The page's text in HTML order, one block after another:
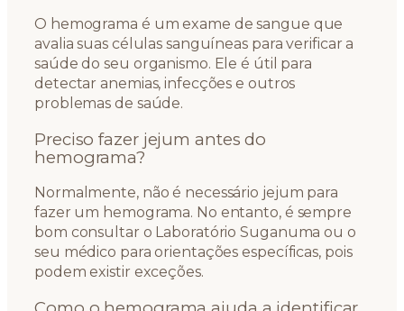
O hemograma é um exame de sangue que
avalia suas células sanguíneas para verificar a
saúde do seu organismo. Ele é útil para
detectar anemias, infecções e outros
problemas de saúde.
Preciso fazer jejum antes do
hemograma?
Normalmente, não é necessário jejum para
fazer um hemograma. No entanto, é sempre
bom consultar o Laboratório Suganuma ou o
seu médico para orientações específicas, pois
podem existir exceções.